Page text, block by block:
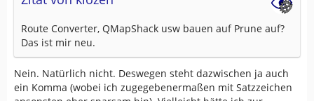
Route Converter, QMapShack usw bauen auf Prune auf?
Das ist mir neu.
Nein. Natürlich nicht. Deswegen steht dazwischen ja auch
ein Komma (wobei ich zugegebenermaßen mit Satzzeichen